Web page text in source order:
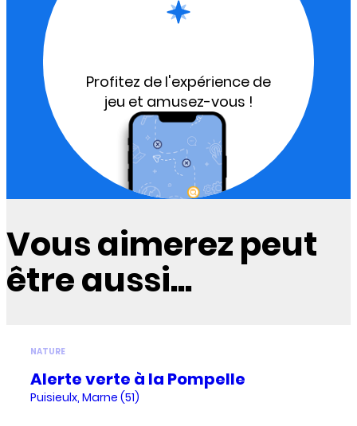
Profitez de l'expérience de
jeu et amusez-vous !
Vous aimerez peut
être aussi...
NATURE
Alerte verte à la Pompelle
Puisieulx, Marne (51)